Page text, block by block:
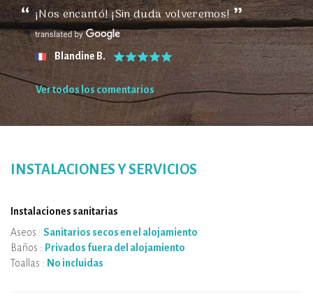
¡Nos encantó! ¡Sin duda volveremos!
Blandine B.
Ver todos los comentarios
INSTALACIONES Y SERVICIOS
Instalaciones sanitarias
Aseos : Sanitarios secos en el alojamiento
Baños : Privados fuera del alojamiento
Toallas : No incluidas